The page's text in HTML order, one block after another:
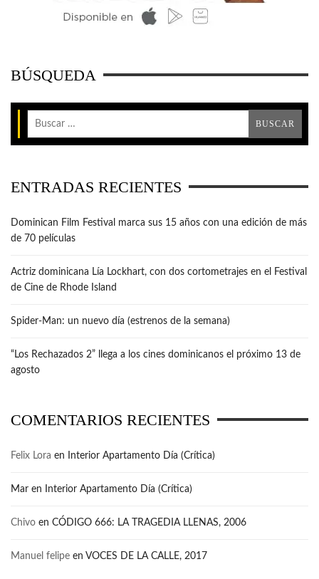
BÚSQUEDA
ENTRADAS RECIENTES
Dominican Film Festival marca sus 15 años con una edición de más
de 70 películas
Actriz dominicana Lía Lockhart, con dos cortometrajes en el Festival
de Cine de Rhode Island
Spider-Man: un nuevo día (estrenos de la semana)
“Los Rechazados 2” llega a los cines dominicanos el próximo 13 de
agosto
COMENTARIOS RECIENTES
Felix Lora en Interior Apartamento Día (Crítica)
Mar en Interior Apartamento Día (Crítica)
Chivo en CÓDIGO 666: LA TRAGEDIA LLENAS, 2006
Manuel felipe en VOCES DE LA CALLE, 2017